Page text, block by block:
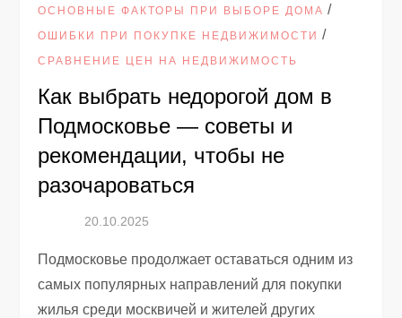
ОСНОВНЫЕ ФАКТОРЫ ПРИ ВЫБОРЕ ДОМА /
ОШИБКИ ПРИ ПОКУПКЕ НЕДВИЖИМОСТИ /
СРАВНЕНИЕ ЦЕН НА НЕДВИЖИМОСТЬ
Как выбрать недорогой дом в
Подмосковье — советы и
рекомендации, чтобы не
разочароваться
Подмосковье продолжает оставаться одним из
самых популярных направлений для покупки
жилья среди москвичей и жителей других